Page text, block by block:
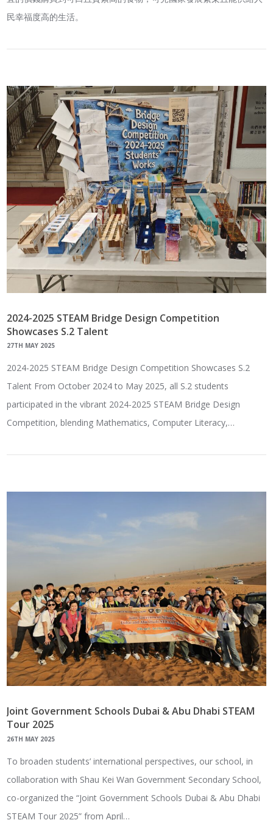
民幸福度高的生活。
2024-2025 STEAM Bridge Design Competition
Showcases S.2 Talent
27TH MAY 2025
2024-2025 STEAM Bridge Design Competition Showcases S.2
Talent From October 2024 to May 2025, all S.2 students
participated in the vibrant 2024-2025 STEAM Bridge Design
Competition, blending Mathematics, Computer Literacy,…
Joint Government Schools Dubai & Abu Dhabi STEAM
Tour 2025
26TH MAY 2025
To broaden students’ international perspectives, our school, in
collaboration with Shau Kei Wan Government Secondary School,
co-organized the “Joint Government Schools Dubai & Abu Dhabi
STEAM Tour 2025” from April…